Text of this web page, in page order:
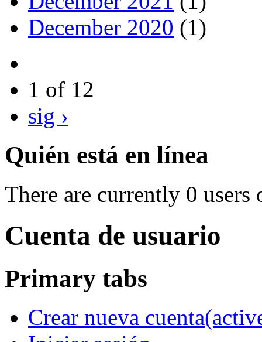
December 2020 (1)
1 of 12
sig ›
Quién está en línea
There are currently 0 users
Cuenta de usuario
Primary tabs
Crear nueva cuenta